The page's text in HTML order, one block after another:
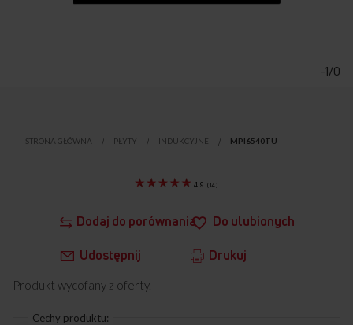
-1/0
STRONA GŁÓWNA PŁYTY INDUKCYJNE MPI6540TU
Dodaj do porównania Do ulubionych
Udostępnij Drukuj
4.9 (14 )
Produkt wycofany z oferty.
Cechy produktu: